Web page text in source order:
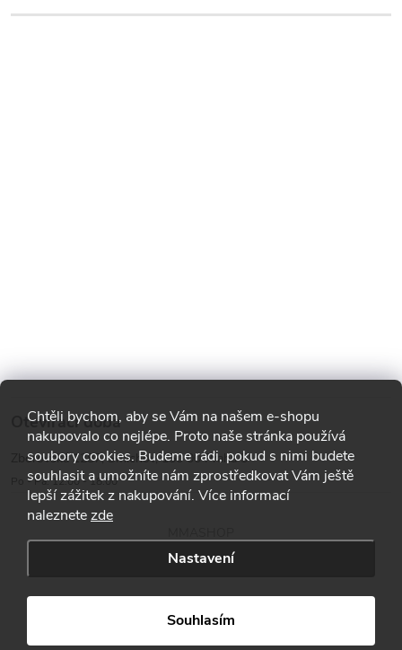
Chtěli bychom, aby se Vám na našem e-shopu
nakupovalo co nejlépe. Proto naše stránka používá
soubory cookies. Budeme rádi, pokud s nimi budete
souhlasit a umožníte nám zprostředkovat Vám ještě
lepší zážitek z nakupování. Více informací
naleznetezde
Nastavení
Souhlasím
Otevírací doba
Zborovská 1287, Smíchov, 150 00 Praha 5
Po - Pá: 12:00 - 18:00